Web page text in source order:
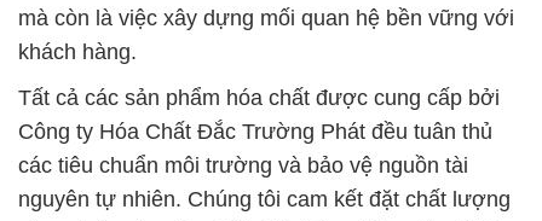
mà còn là việc xây dựng mối quan hệ bền vững với
khách hàng.
Tất cả các sản phẩm hóa chất được cung cấp bởi
Công ty Hóa Chất Đắc Trường Phát đều tuân thủ
các tiêu chuẩn môi trường và bảo vệ nguồn tài
nguyên tự nhiên. Chúng tôi cam kết đặt chất lượng